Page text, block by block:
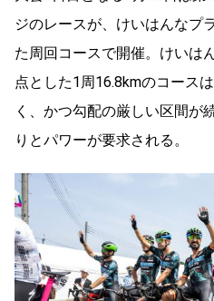
ジのレースが、けいはんなプ
た周回コースで開催。けいは
点とした1周16.8kmのコース
く、かつ勾配の厳しい区間が
りとパワーが要求される。